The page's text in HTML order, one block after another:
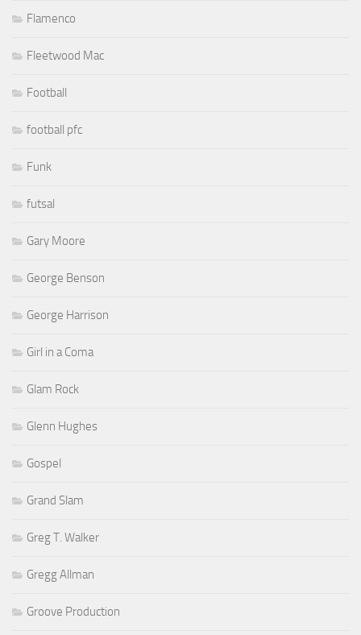
Flamenco
Fleetwood Mac
Football
football pfc
Funk
futsal
Gary Moore
George Benson
George Harrison
Girl in a Coma
Glam Rock
Glenn Hughes
Gospel
Grand Slam
Greg T. Walker
Gregg Allman
Groove Production